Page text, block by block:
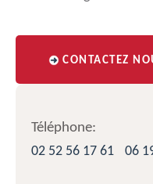
CONTACTEZ
Téléphone:
02 52 56 17 61
06